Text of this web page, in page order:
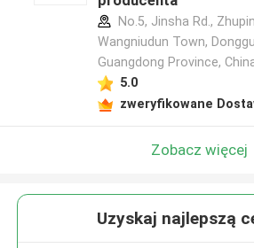
No.5, Jinsha Rd.,
Wangniudun Town,
Guangdong Province,
5.0
zweryfikowane
Zobacz więcej
Uzyskaj najlepszą